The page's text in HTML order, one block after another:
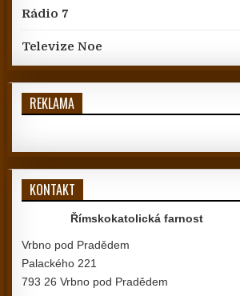
Rádio 7
Televize Noe
REKLAMA
KONTAKT
Římskokatolická farnost
Vrbno pod Pradědem
Palackého 221
793 26 Vrbno pod Pradědem